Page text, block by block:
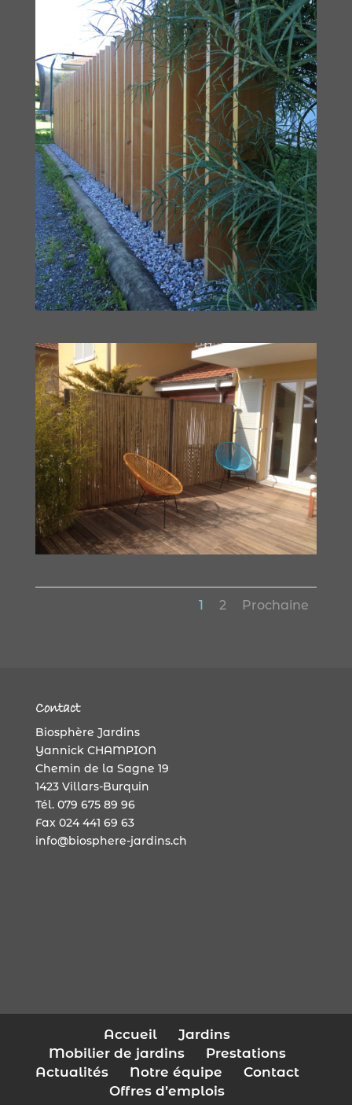
1 2 Prochaine
Contact
Biosphère Jardins
Yannick CHAMPION
Chemin de la Sagne 19
1423 Villars-Burquin
Tél. 079 675 89 96
Fax 024 441 69 63
info@biosphere-jardins.ch
Accueil
Jardins
Mobilier de jardins
Prestations
Actualités
Notre équipe
Contact
Offres d’emplois